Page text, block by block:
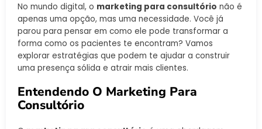
No mundo digital, o marketing para consultório não é
apenas uma opção, mas uma necessidade. Você já
parou para pensar em como ele pode transformar a
forma como os pacientes te encontram? Vamos
explorar estratégias que podem te ajudar a construir
uma presença sólida e atrair mais clientes.
Entendendo O Marketing Para
Consultório